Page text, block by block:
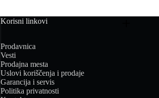
Korisni linkovi
Prodavnica
Vesti
Prodajna mesta
Uslovi koriščenja i prodaje
Garancija i servis
Politika privatnosti